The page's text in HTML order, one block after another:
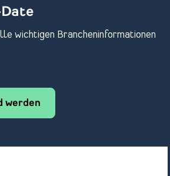
wichtigen Brancheninformationen
werden